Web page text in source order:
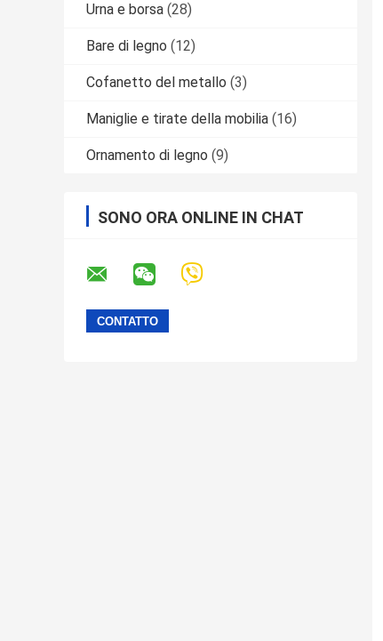
Urna e borsa (28)
Bare di legno (12)
Cofanetto del metallo (3)
Maniglie e tirate della mobilia (16)
Ornamento di legno (9)
SONO ORA ONLINE IN CHAT